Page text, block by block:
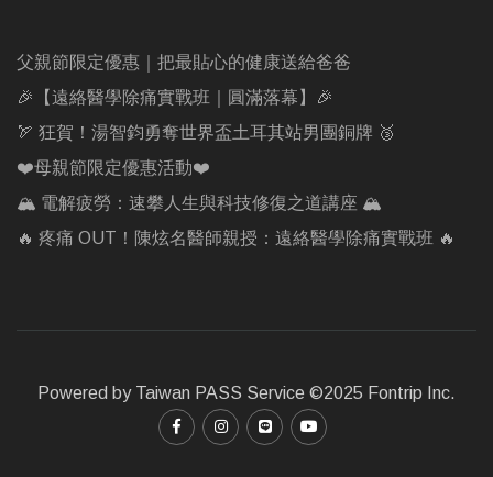
父親節限定優惠｜把最貼心的健康送給爸爸
🎉【遠絡醫學除痛實戰班｜圓滿落幕】🎉
🏹 狂賀！湯智鈞勇奪世界盃土耳其站男團銅牌 🥉
❤️母親節限定優惠活動❤️
🏔️ 電解疲勞：速攀人生與科技修復之道講座 🏔️
🔥 疼痛 OUT！陳炫名醫師親授：遠絡醫學除痛實戰班 🔥
Powered by Taiwan PASS Service ©2025 Fontrip Inc.